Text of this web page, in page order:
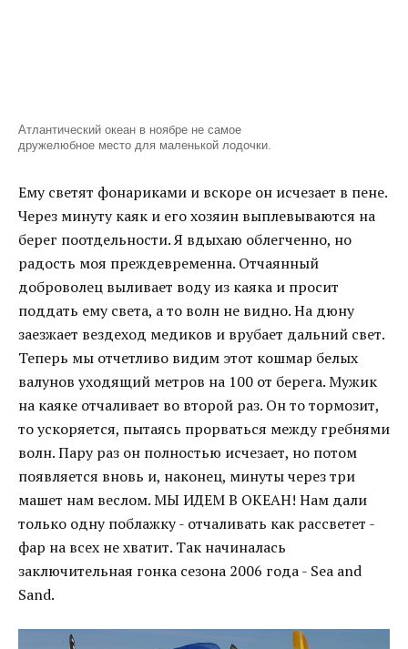
Атлантический океан в ноябре не самое
дружелюбное место для маленькой лодочки.
Ему светят фонариками и вскоре он исчезает в пене.
Через минуту каяк и его хозяин выплевываются на
берег поотдельности. Я вдыхаю облегченно, но
радость моя преждевременна. Отчаянный
доброволец выливает воду из каяка и просит
поддать ему света, а то волн не видно. На дюну
заезжает вездеход медиков и врубает дальний свет.
Теперь мы отчетливо видим этот кошмар белых
валунов уходящий метров на 100 от берега. Мужик
на каяке отчаливает во второй раз. Он то тормозит,
то ускоряется, пытаясь прорваться между гребнями
волн. Пару раз он полностью исчезает, но потом
появляется вновь и, наконец, минуты через три
машет нам веслом. МЫ ИДЕМ В ОКЕАН! Нам дали
только одну поблажку - отчаливать как рассветет -
фар на всех не хватит. Так начиналась
заключительная гонка сезона 2006 года - Sea and
Sand.